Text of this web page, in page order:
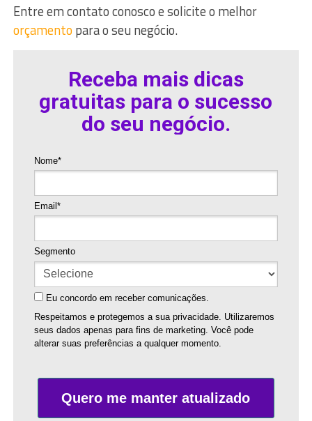
Entre em contato conosco e solicite o melhor
orçamento para o seu negócio.
Receba mais dicas
gratuitas para o sucesso
do seu negócio.
Nome*
Email*
Segmento
Eu concordo em receber comunicações.
Respeitamos e protegemos a sua privacidade. Utilizaremos
seus dados apenas para fins de marketing. Você pode
alterar suas preferências a qualquer momento.
Quero me manter atualizado